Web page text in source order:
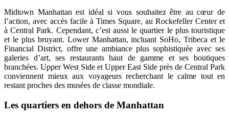
Midtown Manhattan est idéal si vous souhaitez être au cœur de
l’action, avec accès facile à Times Square, au Rockefeller Center et
à Central Park. Cependant, c’est aussi le quartier le plus touristique
et le plus bruyant. Lower Manhattan, incluant SoHo, Tribeca et le
Financial District, offre une ambiance plus sophistiquée avec ses
galeries d’art, ses restaurants haut de gamme et ses boutiques
branchées. Upper West Side et Upper East Side près de Central Park
conviennent mieux aux voyageurs recherchant le calme tout en
restant proches des musées de classe mondiale.
Les quartiers en dehors de Manhattan